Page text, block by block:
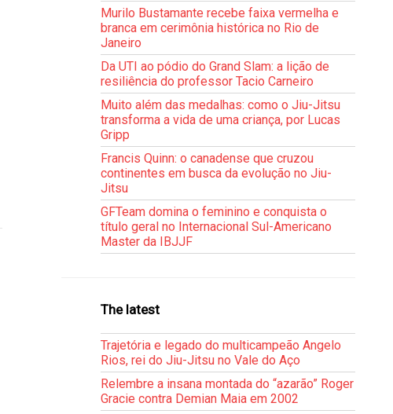
Murilo Bustamante recebe faixa vermelha e
branca em cerimônia histórica no Rio de
Janeiro
Da UTI ao pódio do Grand Slam: a lição de
resiliência do professor Tacio Carneiro
Muito além das medalhas: como o Jiu-Jitsu
transforma a vida de uma criança, por Lucas
Gripp
Francis Quinn: o canadense que cruzou
continentes em busca da evolução no Jiu-
Jitsu
GFTeam domina o feminino e conquista o
título geral no Internacional Sul-Americano
Master da IBJJF
The latest
Trajetória e legado do multicampeão Angelo
Rios, rei do Jiu-Jitsu no Vale do Aço
Relembre a insana montada do “azarão” Roger
Gracie contra Demian Maia em 2002